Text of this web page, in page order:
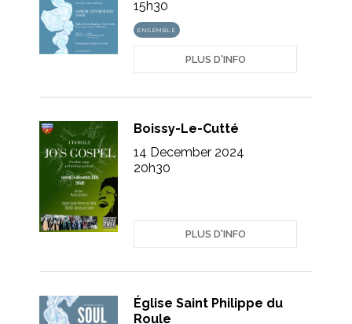
15h30
ENSEMBLE
PLUS D'INFO
Boissy-Le-Cutté
14 December 2024
20h30
PLUS D'INFO
Église Saint Philippe du
Roule